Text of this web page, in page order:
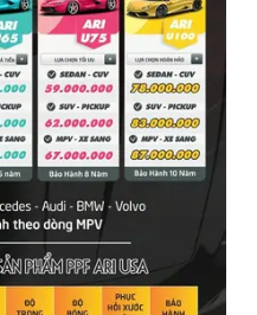
đảm bảo độ chính xác và
trí dán PPF.
sẵn sàng tư vấn cho bạn
với nhu cầu và ngân sách